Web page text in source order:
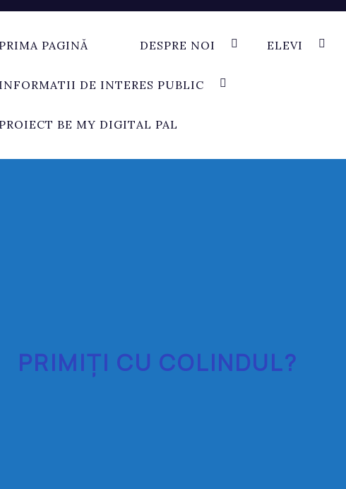
PRIMA PAGINĂ DESPRE NOI ELEVI
INFORMATII DE INTERES PUBLIC
PROIECT BE MY DIGITAL PAL
PRIMIȚI CU COLINDUL?